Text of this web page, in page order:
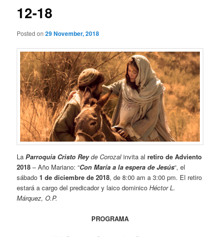
12-18
Posted on29 November, 2018
LaParroquia Cristo Reyde Corozalinvita alretiro de Adviento
2018 – Año Mariano: “Con María a la espera de Jesús“, el
sábado1 de diciembre de 2018, de 8:00 am a 3:00 pm. El retiro
estará a cargo del predicador y laico dominicoHéctor L.
Márquez, O.P.
PROGRAMA